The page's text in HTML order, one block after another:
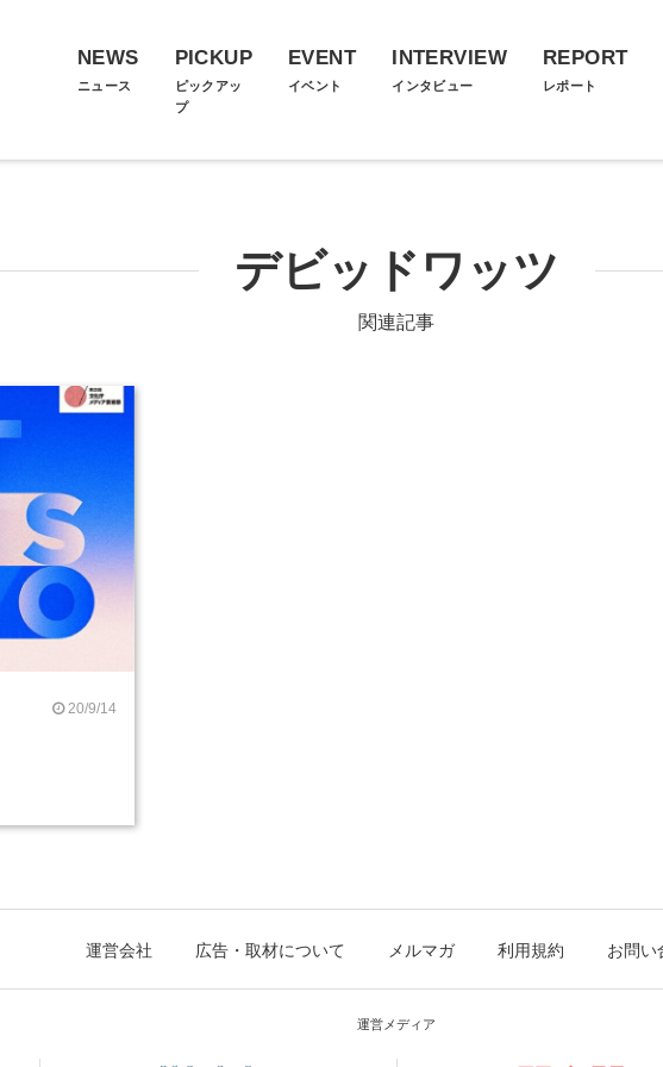
NEWS
ニュース
PICKUP
ピックアッ
プ
EVENT
イベント
INTERVIEW
インタビュー
REPORT
レポート
デビッドワッツ
関連記事
20/9/14
運営会社 広告・取材について メルマガ 利用規約 お問い
運営メディア